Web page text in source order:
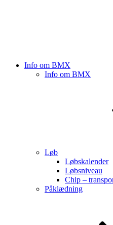
Info om BMX
Info om BMX
Løb
Løbskalender
Løbsniveau
Chip –
Påklædning